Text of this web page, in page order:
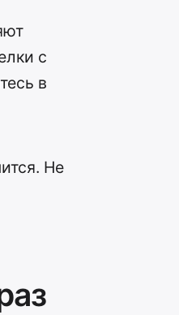
с
в
Не